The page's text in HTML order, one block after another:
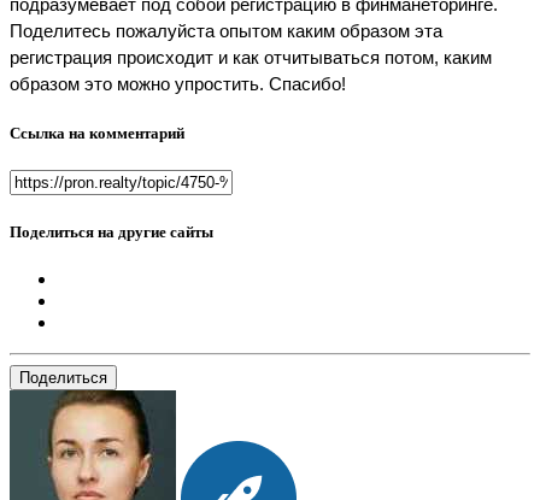
подразумевает под собой регистрацию в финманеторинге.
Поделитесь пожалуйста опытом каким образом эта
регистрация происходит и как отчитываться потом, каким
образом это можно упростить. Спасибо!
Ссылка на комментарий
Поделиться на другие сайты
Поделиться